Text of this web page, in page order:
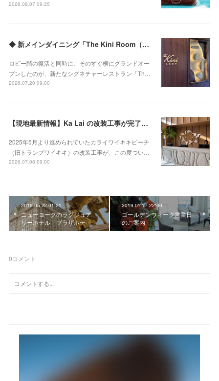
2026.08.07 09:35
◆ 新メインダイニング「The Kini Room（ザ・キニルーム）」のご紹介
ロビー階の復活と同時に、そのすぐ横にグランドオー
プンしたのが、新たなシグネチャーレストラン「Th…
2026.07.20 09:00
【現地最新情報】Ka Lai の改装工事が完了！ 新メインダイニングやラウンジもオープン
2025年5月より進められていたカライワイキキビーチ
（旧トランプワイキキ）の改装工事が、この度つい…
2026.07.08 09:00
2019.05.22 01:21
ニューヨークのラグジュア
リーホテル「プラザホテ
ル」
2019.04.17 22:00
ゴールデンウィーク営業日
のご案内
0コメント